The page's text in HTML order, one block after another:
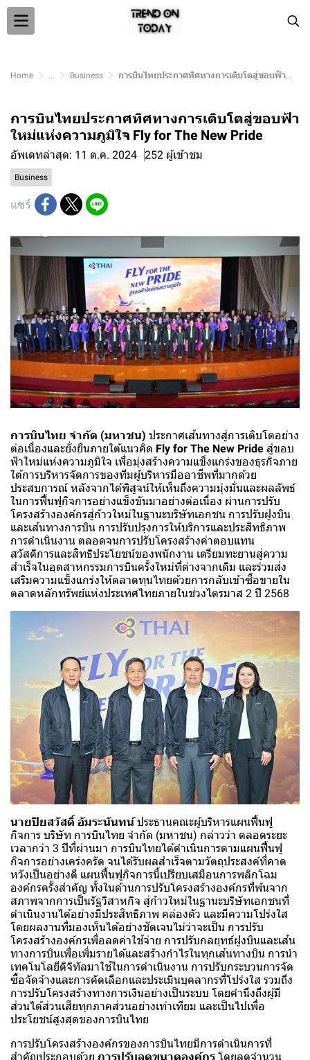
Home ... Business การบินไทยประกาศทิศทางการเติบโตสู่ขอบฟ้าใหม่แห่งความภูมิใจ Fly for The New Pride
การบินไทยประกาศทิศทางการเติบโตสู่ขอบฟ้า
ใหม่แห่งความภูมิใจ Fly for The New Pride
อัพเดทล่าสุด: 11 ต.ค. 2024 252 ผู้เข้าชม
Business
แชร์
การบินไทย จำกัด (มหาชน) ประกาศเส้นทางสู่การเติบโตอย่าง
ต่อเนื่องและยั่งยืนภายใต้แนวคิด Fly for The New Pride สู่ขอบ
ฟ้าใหม่แห่งความภูมิใจ เพื่อมุ่งสร้างความแข็งแกร่งของธุรกิจภาย
ใต้การบริหารจัดการของทีมผู้บริหารมืออาชีพที่มากด้วย
ประสบการณ์ หลังจากได้พิสูจน์ให้เห็นถึงความมุ่งมั่นและผลลัพธ์
ในการฟื้นฟูกิจการอย่างแข็งขันมาอย่างต่อเนื่อง ผ่านการปรับ
โครงสร้างองค์กรสู่ก้าวใหม่ในฐานะบริษัทเอกชน การปรับฝูงบิน
และเส้นทางการบิน การปรับปรุงการให้บริการและประสิทธิภาพ
การดำเนินงาน ตลอดจนการปรับโครงสร้างค่าตอบแทน
สวัสดิการและสิทธิประโยชน์ของพนักงาน เตรียมทะยานสู่ความ
สำเร็จในอุตสาหกรรมการบินครั้งใหม่ที่ต่างจากเดิม และร่วมส่ง
เสริมความแข็งแกร่งให้ตลาดทุนไทยด้วยการกลับเข้าซื้อขายใน
ตลาดหลักทรัพย์แห่งประเทศไทยภายในช่วงไตรมาส 2 ปี 2568
นายปิยสวัสดิ์ อัมระนันทน์ประธานคณะผู้บริหารแผนฟื้นฟู
กิจการ บริษัท การบินไทย จำกัด (มหาชน) กล่าวว่า ตลอดระยะ
เวลากว่า 3 ปีที่ผ่านมา การบินไทยได้ดำเนินการตามแผนฟื้นฟู
กิจการอย่างเคร่งครัด จนได้รับผลสำเร็จตามวัตถุประสงค์ที่คาด
หวังเป็นอย่างดี แผนฟื้นฟูกิจการนี้เปรียบเสมือนการพลิกโฉม
องค์กรครั้งสำคัญ ทั้งในด้านการปรับโครงสร้างองค์กรที่พ้นจาก
สภาพจากการเป็นรัฐวิสาหกิจ สู่ก้าวใหม่ในฐานะบริษัทเอกชนที่
ดำเนินงานได้อย่างมีประสิทธิภาพ คล่องตัว และมีความโปร่งใส
โดยผลงานที่มองเห็นได้อย่างชัดเจนไม่ว่าจะเป็น การปรับ
โครงสร้างองค์กรเพื่อลดค่าใช้จ่าย การปรับกลยุทธ์ฝูงบินและเส้น
ทางการบินเพื่อเพิ่มรายได้และสร้างกำไรในทุกเส้นทางบิน การนำ
เทคโนโลยีดิจิทัลมาใช้ในการดำเนินงาน การปรับกระบวนการจัด
ซื้อจัดจ้างและการคัดเลือกและประเมินบุคลากรที่โปร่งใส รวมถึง
การปรับโครงสร้างทางการเงินอย่างเป็นระบบ โดยคำนึงถึงผู้มี
ส่วนได้ส่วนเสียทุกภาคส่วนอย่างเท่าเทียม และเป็นไปเพื่อ
ประโยชน์สูงสุดของการบินไทย
การปรับโครงสร้างองค์กรของการบินไทยมีการดำเนินการที่
สำคัญประกอบด้วย การปรับลดขนาดองค์กร โดยลดจำนวน